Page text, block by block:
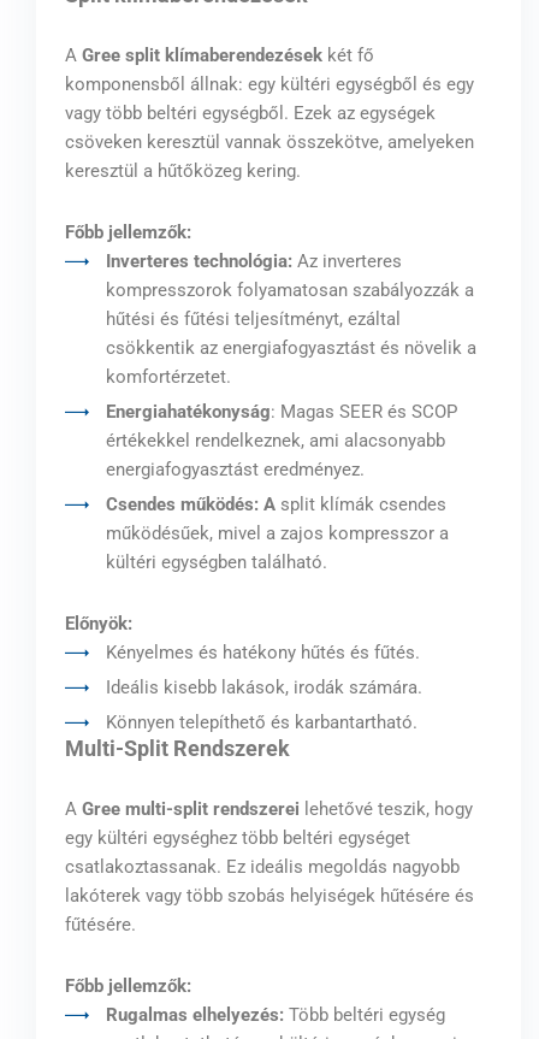
A Gree split klímaberendezések két fő
komponensből állnak: egy kültéri egységből és egy
vagy több beltéri egységből. Ezek az egységek
csöveken keresztül vannak összekötve, amelyeken
keresztül a hűtőközeg kering.
Főbb jellemzők:
Inverteres technológia: Az inverteres
kompresszorok folyamatosan szabályozzák a
hűtési és fűtési teljesítményt, ezáltal
csökkentik az energiafogyasztást és növelik a
komfortérzetet.
Energiahatékonyság: Magas SEER és SCOP
értékekkel rendelkeznek, ami alacsonyabb
energiafogyasztást eredményez.
Csendes működés: A split klímák csendes
működésűek, mivel a zajos kompresszor a
kültéri egységben található.
Előnyök:
Kényelmes és hatékony hűtés és fűtés.
Ideális kisebb lakások, irodák számára.
Könnyen telepíthető és karbantartható.
Multi-Split Rendszerek
A Gree multi-split rendszerei lehetővé teszik, hogy
egy kültéri egységhez több beltéri egységet
csatlakoztassanak. Ez ideális megoldás nagyobb
lakóterek vagy több szobás helyiségek hűtésére és
fűtésére.
Főbb jellemzők:
Rugalmas elhelyezés: Több beltéri egység